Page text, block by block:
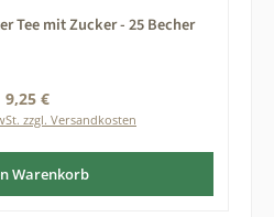
Tee mit Zucker - 25 Becher
Regulärer Preis:
9,25 €
zzgl. Versandkosten
Warenkorb